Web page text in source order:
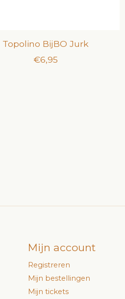
Topolino BijBO Jurk
€6,95
Mijn account
Registreren
Mijn bestellingen
Mijn tickets